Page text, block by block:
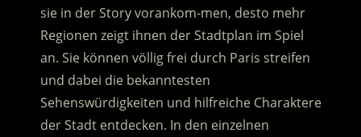
sie in der Story vorankom-men, desto mehr
Regionen zeigt ihnen der Stadtplan im Spiel
an. Sie können völlig frei durch Paris streifen
und dabei die bekanntesten
Sehenswürdigkeiten und hilfreiche Charaktere
der Stadt entdecken. In den einzelnen